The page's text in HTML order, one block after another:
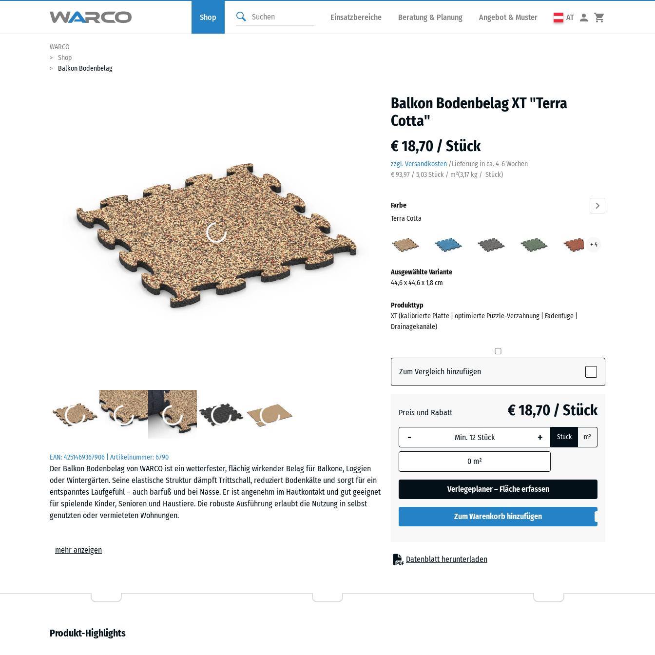
Shop Einsatzbereiche Beratung & Planung Angebot & Muster AT
WARCO
Shop
Balkon Bodenbelag
Balkon Bodenbelag XT "Terra
Cotta"
€ 18,70 / Stück
zzgl. Versandkosten /Lieferung in ca. 4-6 Wochen
€ 93,97 / 5,03 Stück / m²(3,17 kg / Stück)
EAN:4251469367906 | Artikelnummer:6790
Der Balkon Bodenbelag von WARCO ist ein wetterfester, flächig wirkender Belag für Balkone, Loggien
oder Wintergärten. Seine elastische Struktur dämpft Trittschall, reduziert Bodenkälte und sorgt für ein
entspanntes Laufgefühl – auch barfuß und bei Nässe. Er ist angenehm im Hautkontakt und gut geeignet
für spielende Kinder, Senioren und Haustiere. Die robuste Ausführung erlaubt die Nutzung in selbst
genutzten oder vermieteten Wohnungen.
einer Stich- oder Kreissäge vorgenommen werden. Einzelne Platten lassen sich bei Reparaturen
ganzjährig nutzbar.
mehr anzeigen
Farbe
Terra Cotta
Cotta
Granit
Rasen
+ 4
Informationen
zu
Farben?
Farbpalette
Cotta(active)
Atlantik
Dunkelgrauer
Rasen
Ausgewählte Variante
44,6 x 44,6 x 1,8 cm
Produkttyp
XT (kalibrierte Platte | optimierte Puzzle-Verzahnung | Fadenfuge |
Drainagekanäle)
Zum Vergleich hinzufügen
Preis und Rabatt € 18,70 / Stück
- + Stück m²
0 m²
Verlegeplaner – Fläche erfassen
Zum Warenkorb hinzufügen
Datenblatt herunterladen
Produkt-Highlights